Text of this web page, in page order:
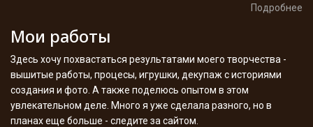
Подробнее
Мои работы
Здесь хочу похвастаться результатами моего творчества -
вышитые работы, процесы, игрушки, декупаж с историями
создания и фото. А также поделюсь опытом в этом
увлекательном деле. Много я уже сделала разного, но в
планах еще больше - следите за сайтом.